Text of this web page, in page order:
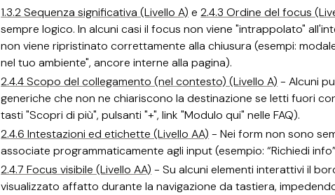
1.3.2 Sequenza significativa (Livello A) e2.4.3 Ordine del focus
sempre logico. In alcuni casi il focus non viene "intrappolato"
non viene ripristinato correttamente alla chiusura (esempi:
nel tuo ambiente", ancore interne alla pagina).
2.4.4 Scopo del collegamento (nel contesto) (Livello A) - Alcuni
generiche che non ne chiariscono la destinazione se letti fuori
tasti "Scopri di più", pulsanti "+", link "Modulo qui" nelle FAQ).
2.4.6 Intestazioni ed etichette (Livello AA) - Nei form non sono
associate programmaticamente agli input (esempio: “Richiedi
2.4.7 Focus visibile (Livello AA) - Su alcuni elementi interattivi il
visualizzato affatto durante la navigazione da tastiera,